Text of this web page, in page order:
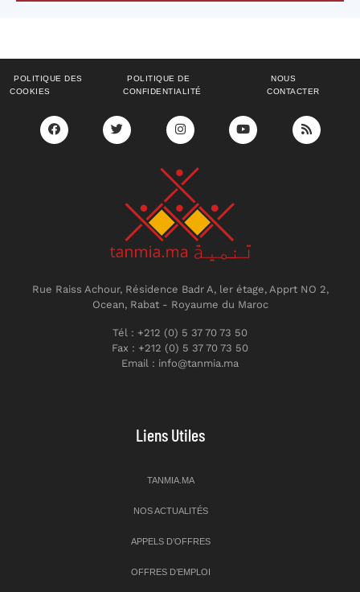
POLITIQUE DES
COOKIES
POLITIQUE DE
CONFIDENTIALITÉ
NOUS
CONTACTER
Rue Raiss Achour, Résidence Badr A, ler étage, Apprt NO 2,
Ocean, Rabat - Royaume du Maroc
Tél : +212 (0) 5 37 70 73 50
Fax : +212 (0) 5 37 70 73 50
Email : info@tanmia.ma
Liens Utiles
TANMIA.MA
NOS ACTUALITÉS
APPELS D’OFFRES
OFFRES D’EMPLOI